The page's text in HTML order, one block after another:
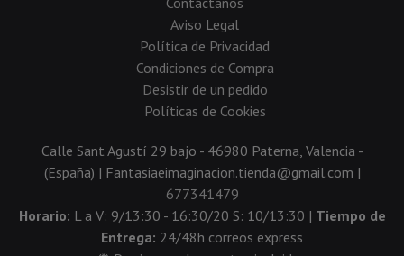
Aviso Legal
Política de Privacidad
Condiciones de Compra
Desistir de un pedido
Políticas de Cookies
Calle Sant Agustí 29 bajo - 46980 Paterna, Valencia -
(España) | Fantasiaeimaginacion.tienda@gmail.com |
677341479
Horario: L a V: 9/13:30 - 16:30/20 S: 10/13:30 | Tiempo de
Entrega: 24/48h correos express